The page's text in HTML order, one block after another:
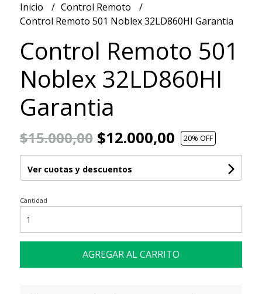
Inicio
Control Remoto
Control Remoto 501 Noblex 32LD860HI Garantia
Control Remoto 501
Noblex 32LD860HI
Garantia
$15.000,00$12.000,00 20% OFF
Ver cuotas y descuentos
Cantidad
AGREGAR AL CARRITO